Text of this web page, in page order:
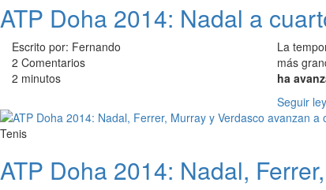
ATP Doha 2014: Nadal a
Escrito por: Fernando
2 Comentarios
2 minutos
La
más
ha
Seguir
Tenis
ATP Doha 2014: Nadal,